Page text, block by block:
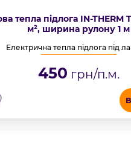
тепла підлога IN-THERM
м², ширина рулону 1 м
Електрична тепла підлога під
450 грн/п.м.